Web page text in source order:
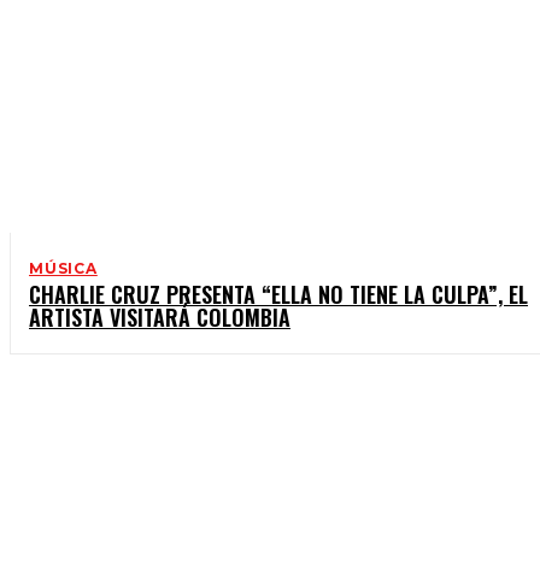
MÚSICA
CHARLIE CRUZ PRESENTA “ELLA NO TIENE LA CULPA”, EL
ARTISTA VISITARÁ COLOMBIA